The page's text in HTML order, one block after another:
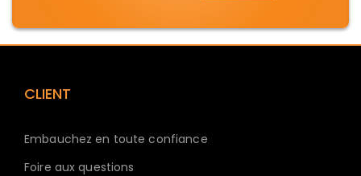
CLIENT
Embauchez en toute confiance
Foire aux questions